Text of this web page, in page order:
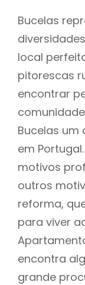
Bucelas
local
pitorescas
encontrar
Bucelas um
em
motivos
outros
reforma,
para viver
encontra
grande